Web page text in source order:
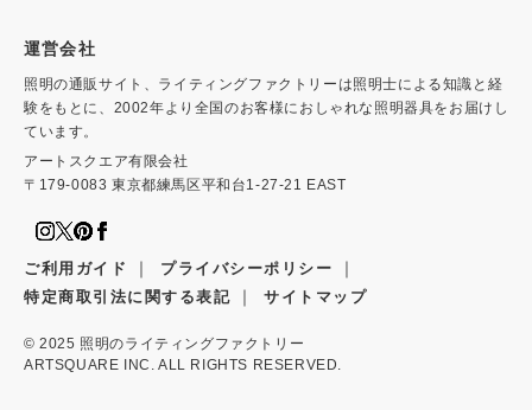
運営会社
照明の通販サイト、ライティングファクトリーは照明士による知識と経
験をもとに、2002年より全国のお客様におしゃれな照明器具をお届けし
ています。
アートスクエア有限会社
〒179-0083 東京都練馬区平和台1-27-21 EAST
ご利用ガイド ｜ プライバシーポリシー ｜
特定商取引法に関する表記 ｜ サイトマップ
© 2025 照明のライティングファクトリー
ARTSQUARE INC. ALL RIGHTS RESERVED.